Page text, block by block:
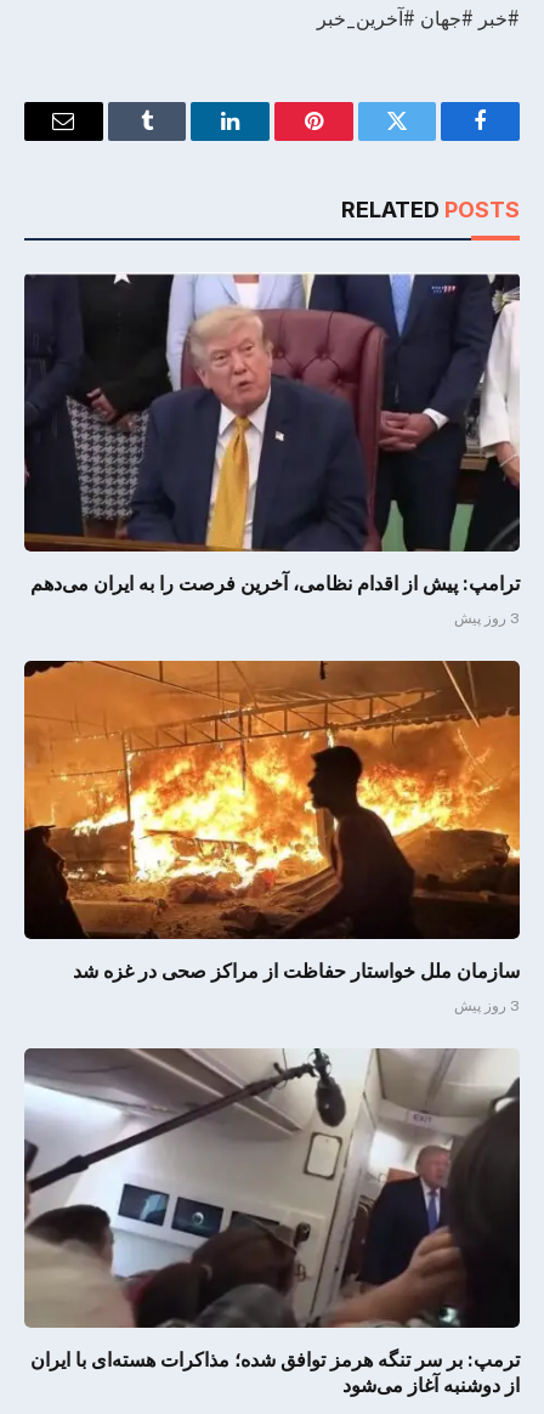
#خبر #جهان #آخرین_خبر
Facebook
Twitter
Pinterest
LinkedIn
Tumblr
Email
RELATED POSTS
ترامپ: پیش از اقدام نظامی، آخرین فرصت را به ایران می‌دهم
3 روز پیش
سازمان ملل خواستار حفاظت از مراکز صحی در غزه شد
3 روز پیش
ترمپ: بر سر تنگه هرمز توافق شده؛ مذاکرات هسته‌ای با ایران
از دوشنبه آغاز می‌شود